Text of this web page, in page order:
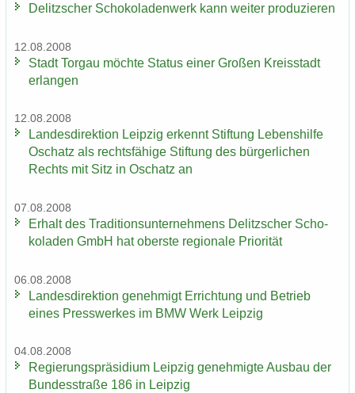
De­litz­scher Scho­ko­la­den­werk kann wei­ter pro­du­zie­ren
12.08.2008
Stadt Tor­gau möch­te Sta­tus einer Gro­ßen Kreis­stadt
er­lan­gen
12.08.2008
Lan­des­di­rek­ti­on Leip­zig er­kennt Stif­tung Le­bens­hil­fe
Oschatz als rechts­fä­hi­ge Stif­tung des bür­ger­li­chen
Rechts mit Sitz in Oschatz an
07.08.2008
Er­halt des Tra­di­ti­ons­un­ter­neh­mens De­litz­scher Scho­
ko­la­den GmbH hat obers­te re­gio­na­le Prio­ri­tät
06.08.2008
Lan­des­di­rek­ti­on ge­neh­migt Er­rich­tung und Be­trieb
eines Press­wer­kes im BMW Werk Leip­zig
04.08.2008
Re­gie­rungs­prä­si­di­um Leip­zig ge­neh­mig­te Aus­bau der
Bun­des­stra­ße 186 in Leip­zig